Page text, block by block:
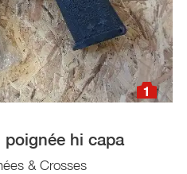
1
poignée hi capa
& Crosses